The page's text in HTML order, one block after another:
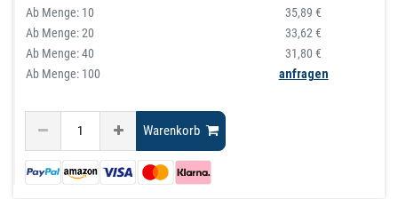
Ab Menge: 10
35,89 €
Ab Menge:20
33,62 €
Ab Menge:40
31,80 €
Ab Menge: 100
anfragen
Warenkorb